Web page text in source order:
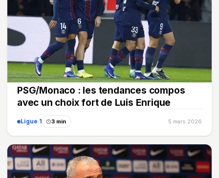
PSG/Monaco : les tendances compos
avec un choix fort de Luis Enrique
Ligue 1 3 min 5 mars 2026